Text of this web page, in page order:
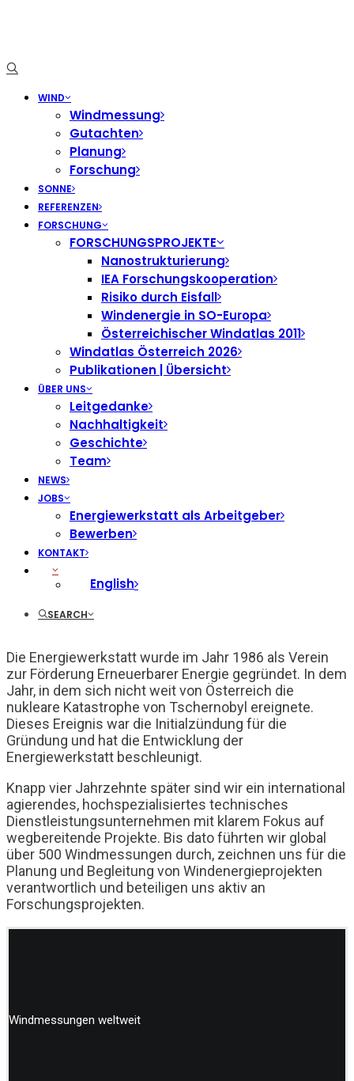
WIND
Windmessung
Gutachten
Planung
Forschung
SONNE
REFERENZEN
FORSCHUNG
FORSCHUNGSPROJEKTE
Nanostrukturierung
IEA Forschungskooperation
Risiko durch Eisfall
Windenergie in SO-Europa
Österreichischer Windatlas 2011
Windatlas Österreich 2026
Publikationen | Übersicht
ÜBER UNS
Leitgedanke
Nachhaltigkeit
Geschichte
Team
NEWS
JOBS
Energiewerkstatt als Arbeitgeber
Bewerben
KONTAKT
English
SEARCH
Die Energiewerkstatt wurde im Jahr 1986 als Verein
zur Förderung Erneuerbarer Energie gegründet. In dem
Jahr, in dem sich nicht weit von Österreich die
nukleare Katastrophe von Tschernobyl ereignete.
Dieses Ereignis war die Initialzündung für die
Gründung und hat die Entwicklung der
Energiewerkstatt beschleunigt.
Knapp vier Jahrzehnte später sind wir ein international
agierendes, hochspezialisiertes technisches
Dienstleistungsunternehmen mit klarem Fokus auf
wegbereitende Projekte. Bis dato führten wir global
über 500 Windmessungen durch, zeichnen uns für die
Planung und Begleitung von Windenergieprojekten
verantwortlich und beteiligen uns aktiv an
Forschungsprojekten.
Windmessungen weltweit